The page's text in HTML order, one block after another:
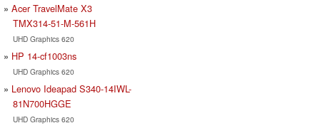
Acer TravelMate X3
TMX314-51-M-561H
UHD Graphics 620
HP 14-cf1003ns
UHD Graphics 620
Lenovo Ideapad S340-14IWL-
81N700HGGE
UHD Graphics 620